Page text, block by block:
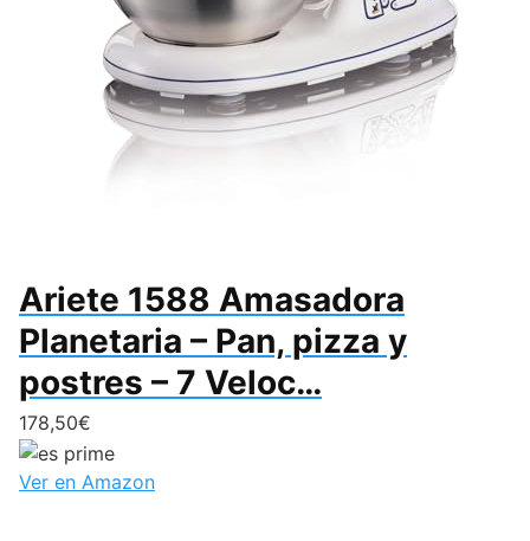
Ariete 1588 Amasadora
Planetaria – Pan, pizza y
postres – 7 Veloc…
178,50€
Ver en Amazon